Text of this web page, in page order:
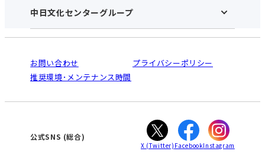
アクセス･営業時間
お申し込みの流れ
入会と受講のご案内
中日文化センターHOME
中日文化センターとは
受講規約・会員特典
ご利用ガイド
オンライン講座受講の手順
WEBサイトのよくある質問
中日文化センターグループ
南大高
犬山
高蔵寺
大垣
津
お問い合わせ
プライバシーポリシー
推奨環境･メンテナンス時間
公式SNS (総合)
X (Twitter) FacebookInstagram